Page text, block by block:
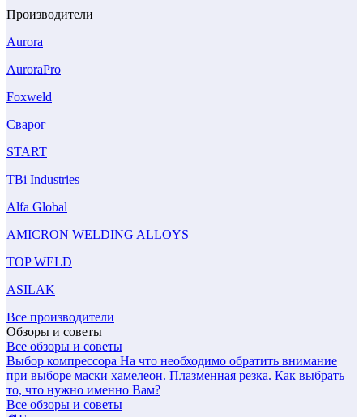
Производители
Aurora
AuroraPro
Foxweld
Сварог
START
TBi Industries
Alfa Global
AMICRON WELDING ALLOYS
TOP WELD
ASILAK
Все производители
Обзоры и советы
Все обзоры и советы
Выбор компрессора На что необходимо обратить внимание
при выборе маски хамелеон. Плазменная резка. Как выбрать
то, что нужно именно Вам?
Все обзоры и советы